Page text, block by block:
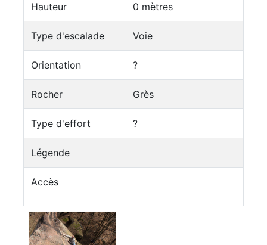
Hauteur 0 mètres
Type d'escalade Voie
Orientation ?
Rocher Grès
Type d'effort ?
Légende
Accès